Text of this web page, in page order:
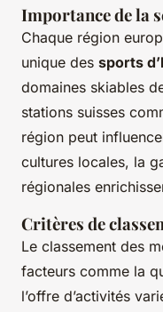
Importance de la
Chaque région
unique des sports
domaines skiables
stations suisses
région peut
cultures locales, la
régionales
Critères de
Le classement des
facteurs comme la
l’offre d’activités